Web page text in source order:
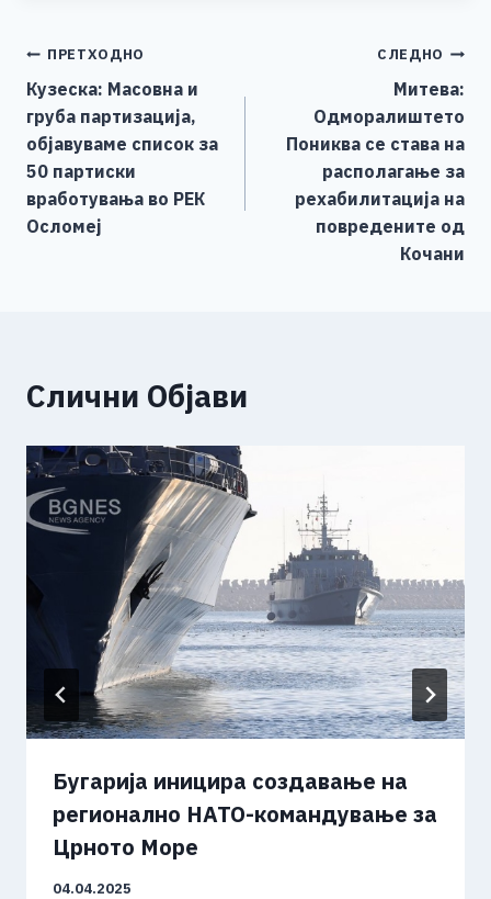
b
o
o
k
n
g
er
Li
n
k
Навигација
на
напис
ПРЕТХОДНО
Кузеска: Масовна и
груба партизација,
објавуваме список за
50 партиски
вработувања во РЕК
Осломеј
СЛЕДНО
Митева:
Одморалиштето
Пониква се става на
располагање за
рехабилитација на
повредените од
Кочани
Слични Објави
Бугарија иницира создавање на
регионално НАТО-командување за
Црното Море
04.04.2025